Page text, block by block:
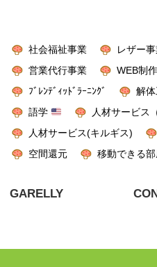
社会福祉事業 レザー
営業代行事業
WEB制
ﾌﾞﾚﾝﾃﾞｨｯﾄﾞﾗｰﾆﾝｸﾞ
解
語学
人材サービス
人材サービス(キルギス)
空間還元
移動できる部
GARELLY